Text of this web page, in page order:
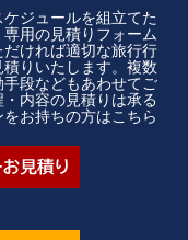
ジュールを組立てた
用の見積りフォーム
ければ適切な旅行行
りいたします。複数
段などもあわせてご
内容の見積りは承る
お持ちの方はこちら